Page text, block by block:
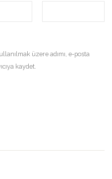
üzere adımı, e-posta
kaydet.